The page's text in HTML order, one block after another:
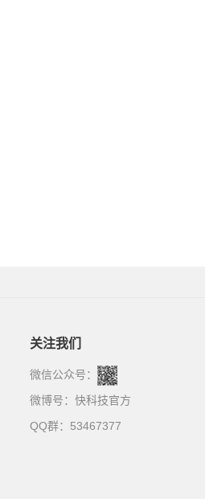
关注我们
微信公众号：
微博号： 快科技官方
QQ群：53467377